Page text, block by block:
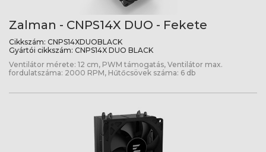
Zalman - CNPS14X DUO - Fekete
Cikkszám: CNPS14XDUOBLACK
Gyártói cikkszám: CNPS14X DUO BLACK
Ventilátor mérete: 12 cm, PWM támogatás, Ventilátor max.
fordulatszáma: 2000 RPM, Hűtőcsövek száma: 6 db